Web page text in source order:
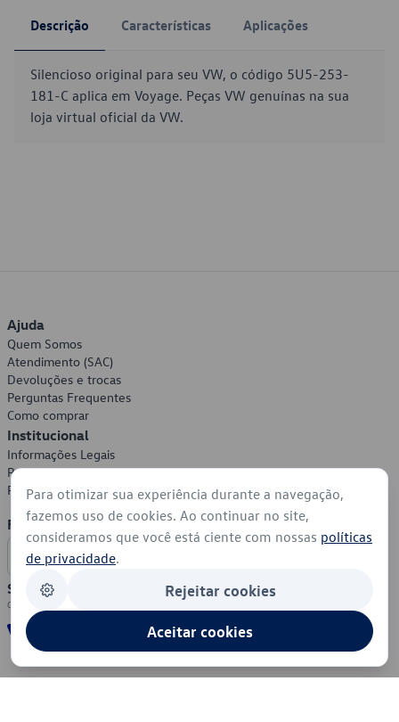
Descrição Características Aplicações
Silencioso original para seu VW, o código 5U5-253-
181-C aplica em Voyage. Peças VW genuínas na sua
loja virtual oficial da VW.
Ajuda
Quem Somos
Atendimento (SAC)
Devoluções e trocas
Perguntas Frequentes
Como comprar
Institucional
Informações Legais
Política de Privacidade
Política de Cookies
Formas de Pagamento
Segurança
Para otimizar sua experiência durante a navegação,
fazemos uso de cookies. Ao continuar no site,
consideramos que você está ciente com nossas políticas
de privacidade.
Rejeitar cookies
Aceitar cookies